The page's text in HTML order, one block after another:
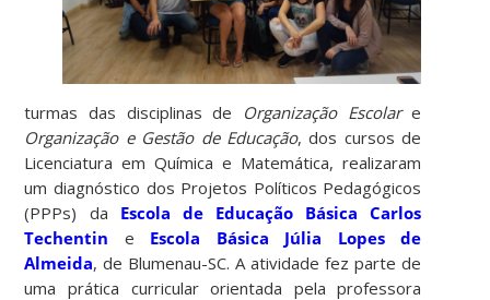
turmas das disciplinas de Organização Escolare
Organização e Gestão de Educação, dos cursos de
Licenciatura em Química e Matemática, realizaram
um diagnóstico dos Projetos Políticos Pedagógicos
(PPPs) da Escola de Educação Básica Carlos
Techentin e Escola Básica Júlia Lopes de
Almeida, de Blumenau-SC. A atividade fez parte de
uma prática curricular orientada pela professora